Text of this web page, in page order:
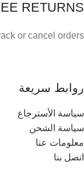
RETURNS
or cancel orders
روابط سريعة
سياسة الأسترجاع
سياسة الشحن
معلومات عنا
اتصل بنا